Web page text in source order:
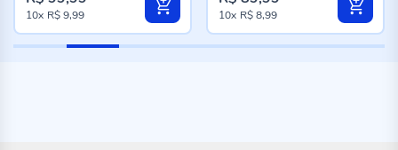
10x R$ 9,99 10x R$ 8,99